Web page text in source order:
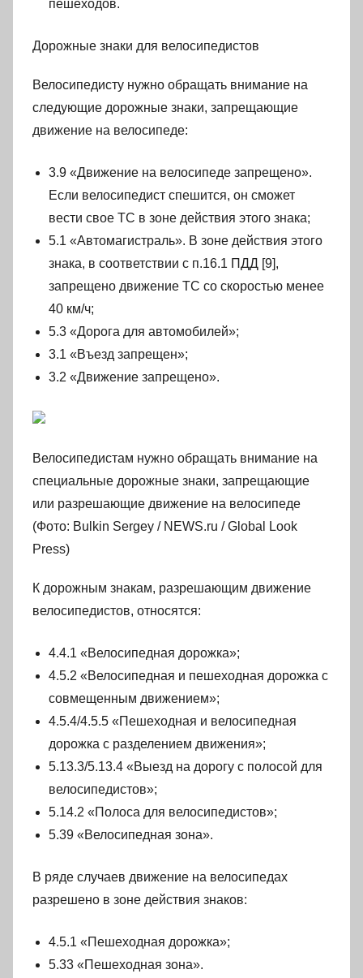
пешеходов.
Дорожные знаки для велосипедистов
Велосипедисту нужно обращать внимание на
следующие дорожные знаки, запрещающие
движение на велосипеде:
3.9 «Движение на велосипеде запрещено».
Если велосипедист спешится, он сможет
вести свое ТС в зоне действия этого знака;
5.1 «Автомагистраль». В зоне действия этого
знака, в соответствии с п.16.1 ПДД [9],
запрещено движение ТС со скоростью менее
40 км/ч;
5.3 «Дорога для автомобилей»;
3.1 «Въезд запрещен»;
3.2 «Движение запрещено».
Велосипедистам нужно обращать внимание на
специальные дорожные знаки, запрещающие
или разрешающие движение на велосипеде
(Фото: Bulkin Sergey / NEWS.ru / Global Look
Press)
К дорожным знакам, разрешающим движение
велосипедистов, относятся:
4.4.1 «Велосипедная дорожка»;
4.5.2 «Велосипедная и пешеходная дорожка с
совмещенным движением»;
4.5.4/4.5.5 «Пешеходная и велосипедная
дорожка с разделением движения»;
5.13.3/5.13.4 «Выезд на дорогу с полосой для
велосипедистов»;
5.14.2 «Полоса для велосипедистов»;
5.39 «Велосипедная зона».
В ряде случаев движение на велосипедах
разрешено в зоне действия знаков:
4.5.1 «Пешеходная дорожка»;
5.33 «Пешеходная зона».